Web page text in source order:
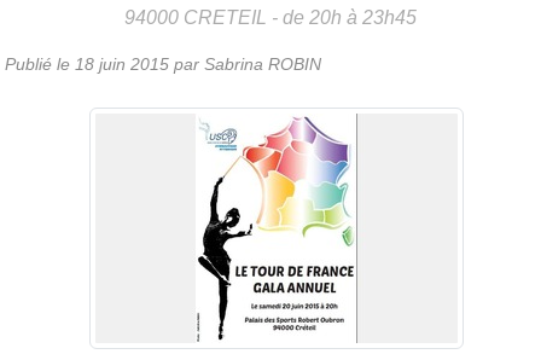
94000 CRETEIL - de 20h à 23h45
Publié le 18 juin 2015 par Sabrina ROBIN